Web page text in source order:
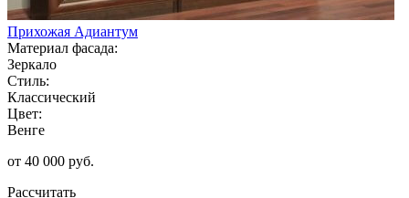
Прихожая Адиантум
Материал фасада:
Зеркало
Стиль:
Классический
Цвет:
Венге
от 40 000 руб.
Рассчитать